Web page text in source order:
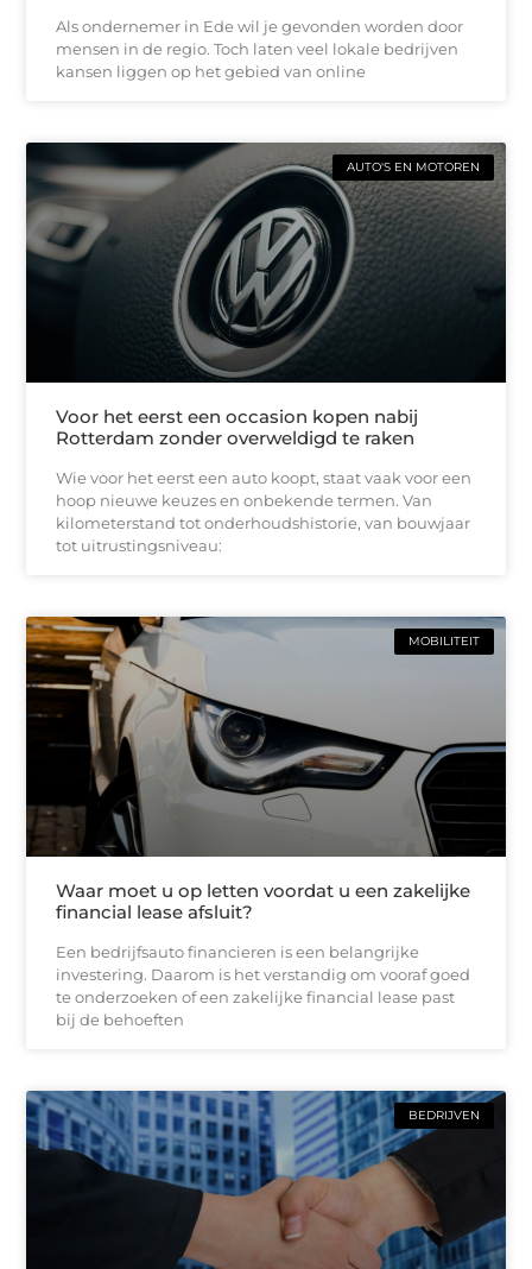
Als ondernemer in Ede wil je gevonden worden door
mensen in de regio. Toch laten veel lokale bedrijven
kansen liggen op het gebied van online
AUTO'S EN MOTOREN
Voor het eerst een occasion kopen nabij
Rotterdam zonder overweldigd te raken
Wie voor het eerst een auto koopt, staat vaak voor een
hoop nieuwe keuzes en onbekende termen. Van
kilometerstand tot onderhoudshistorie, van bouwjaar
tot uitrustingsniveau:
MOBILITEIT
Waar moet u op letten voordat u een zakelijke
financial lease afsluit?
Een bedrijfsauto financieren is een belangrijke
investering. Daarom is het verstandig om vooraf goed
te onderzoeken of een zakelijke financial lease past
bij de behoeften
BEDRIJVEN